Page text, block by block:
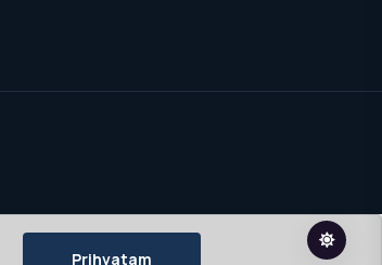
Prihvatam